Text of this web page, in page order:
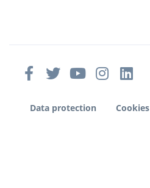
Data protection Cookies